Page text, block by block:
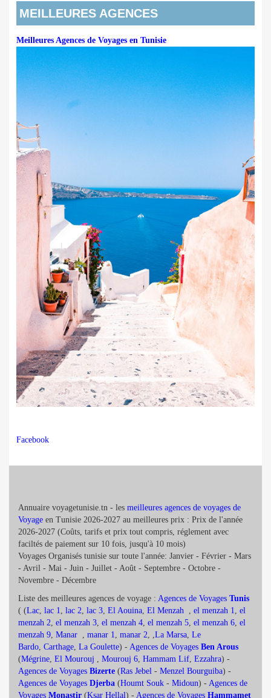
MEILLEURES AGENCES
Meilleures Agences de Voyages en Tunisie
Facebook
Annuaire voyagetunisie.tn - les meilleures agences de voyages de
Voyage en Tunisie 2026-2027 au meilleures prix : Prix de l'année
2026-2027 (Coûts, tarifs et prix tout compris, réglement avec
faciltés de paiement sur 10 fois, jusqu'à 10 mois)
Voyages Organisés tunisie sur toute l'année: Janvier - Février - Mars
- Avril - Mai - Juin - Juillet - Août - Septembre - Octobre -
Novembre - Décembre
Liste des meilleures agences de voyage : Agences de Voyages Tunis
( (Lac lac 1 lac 2 lac 3 El Aouina El Menzah el menzah 1
el
menzah 2 el menzah 3 el menzah 4 el menzah 5 el menzah 6 el
menzah 9 Manar manar 1 manar 2 La Marsa Le
Bardo Carthage La Goulette) - Agences de Voyages Ben Arous
(Mégrine El Mourouj Mourouj 6 Hammam Lif Ezzahra) -
Agences de Voyages Bizerte (Ras Jebel - Menzel Bourguiba) -
Agences de Voyages Djerba (Houmt Souk - Midoun) - Agences de
Voyages Monastir (Ksar Hellal) - Agences de Voyages Hammamet